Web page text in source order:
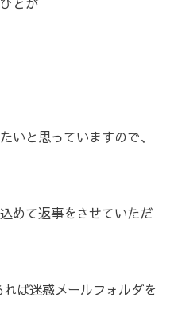
いと思っていますので、
めて返事をさせていただ
ば迷惑メールフォルダを